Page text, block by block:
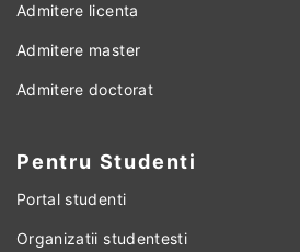
Admitere licenta
Admitere master
Admitere doctorat
Pentru Studenti
Portal studenti
Organizatii studentesti